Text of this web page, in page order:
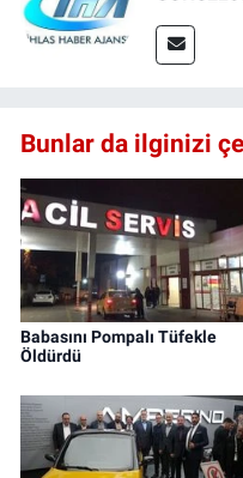
Bunlar da ilginizi
Babasını Pompalı Tüfekle
Öldürdü